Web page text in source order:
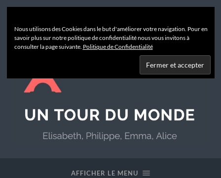
AFFICHER LE MENU
Nous utilisons des Cookies dans le but d'améliorer votre navigation. Pour en
savoir plus sur notre politique de confidentialité nous vous invitons à
consulter la page suivante. Politique de Confidentialité